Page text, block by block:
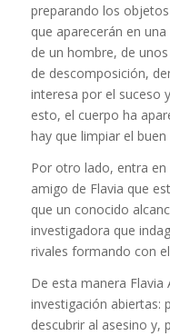
preparando los objetos
que aparecerán en
de un hombre, de
de descomposición,
interesa por el suceso
esto, el cuerpo ha
hay que limpiar el
Por otro lado, entra
amigo de Flavia que
que un conocido
investigadora que
rivales formando con
De esta manera Flavia
investigación abiertas:
descubrir al asesino y,